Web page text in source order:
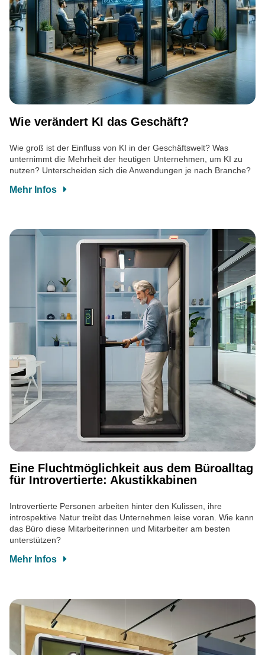
Wie verändert KI das Geschäft?
Wie groß ist der Einfluss von KI in der Geschäftswelt? Was
unternimmt die Mehrheit der heutigen Unternehmen, um KI zu
nutzen? Unterscheiden sich die Anwendungen je nach Branche?
Mehr Infos
Eine Fluchtmöglichkeit aus dem Büroalltag
für Introvertierte: Akustikkabinen
Introvertierte Personen arbeiten hinter den Kulissen, ihre
introspektive Natur treibt das Unternehmen leise voran. Wie kann
das Büro diese Mitarbeiterinnen und Mitarbeiter am besten
unterstützen?
Mehr Infos